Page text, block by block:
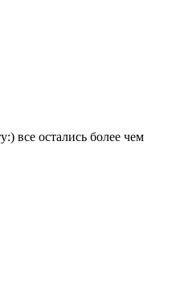
все остались более чем